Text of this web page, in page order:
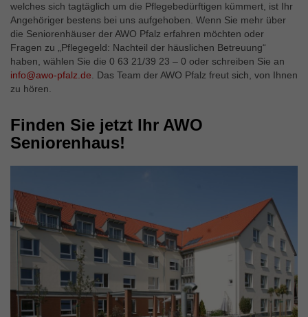
welches sich tagtäglich um die Pflegebedürftigen kümmert, ist Ihr
Angehöriger bestens bei uns aufgehoben. Wenn Sie mehr über
die Seniorenhäuser der AWO Pfalz erfahren möchten oder
Fragen zu „Pflegegeld: Nachteil der häuslichen Betreuung“
haben, wählen Sie die 0 63 21/39 23 – 0 oder schreiben Sie an
info@awo-pfalz.de . Das Team der AWO Pfalz freut sich, von Ihnen
zu hören.
Finden Sie jetzt Ihr AWO
Seniorenhaus!